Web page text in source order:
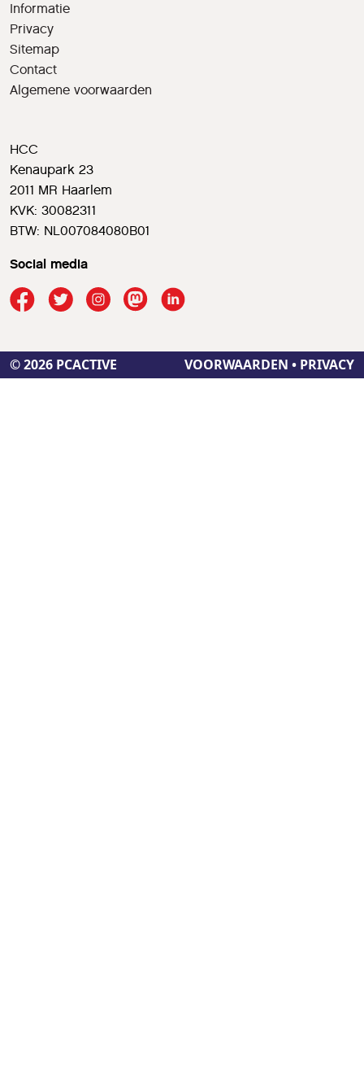
Informatie
Privacy
Sitemap
Contact
Algemene voorwaarden
HCC
Kenaupark 23
2011 MR Haarlem
KVK: 30082311
BTW: NL007084080B01
Social media
© 2026 PCACTIVE VOORWAARDEN • PRIVACY